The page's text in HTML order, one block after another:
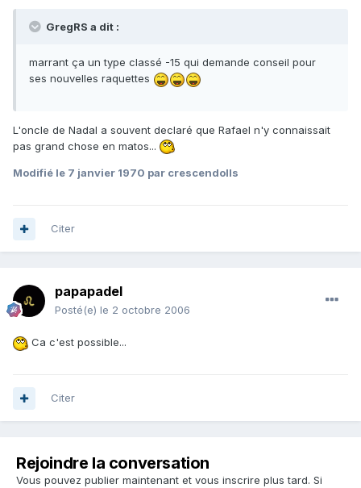
GregRS a dit :
marrant ça un type classé -15 qui demande conseil pour
ses nouvelles raquettes
L'oncle de Nadal a souvent declaré que Rafael n'y connaissait
pas grand chose en matos...
Modifié le 7 janvier 1970 par crescendolls
Citer
papapadel
Posté(e) le 2 octobre 2006
Ca c'est possible...
Citer
Rejoindre la conversation
Vous pouvez publier maintenant et vous inscrire plus tard. Si